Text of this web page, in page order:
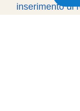
inserimento di